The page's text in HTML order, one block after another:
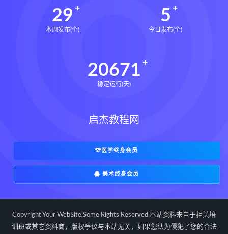
29
本周发布(个)
5
今日发布(个)
20671
稳定运行(天)
启杰教程网
医学终身会员
美术终身会员
Copyright Your WebSite.Some Rights Reserved.本站资料来自于相关培
训班或其它资料商，版权争议与本站无关，如果您认为侵犯了您的合法